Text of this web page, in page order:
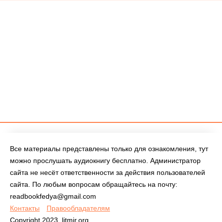
Все материалы представлены только для ознакомления, тут
можно прослушать аудиокнигу бесплатно. Администратор
сайта не несёт ответственности за действия пользователей
сайта. По любым вопросам обращайтесь на почту:
readbookfedya@gmail.com
Контакты
Правообладателям
Copyright 2023, litmir.org